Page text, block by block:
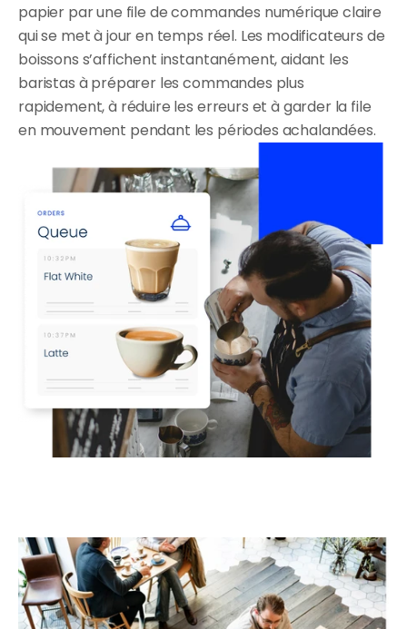
papier par une file de commandes numérique claire
qui se met à jour en temps réel. Les modificateurs de
boissons s’affichent instantanément, aidant les
baristas à préparer les commandes plus
rapidement, à réduire les erreurs et à garder la file
en mouvement pendant les périodes achalandées.